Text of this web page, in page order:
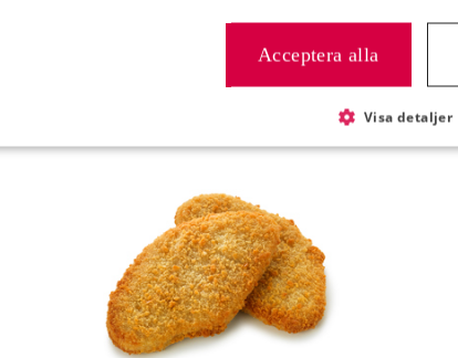
Skärgårdstorsk 80g,
MSC
Acceptera alla
Visa detaljer